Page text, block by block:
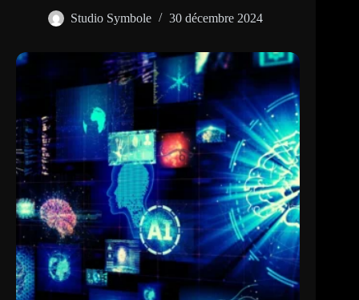
Studio Symbole
30 décembre 2024